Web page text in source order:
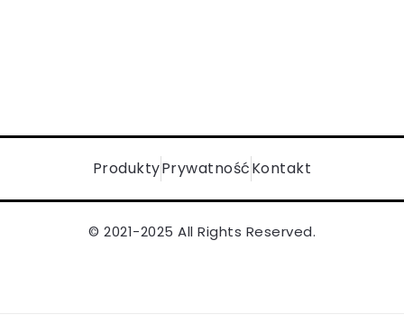
ProduktyPrywatnośćKontakt
© 2021-2025 All Rights Reserved.